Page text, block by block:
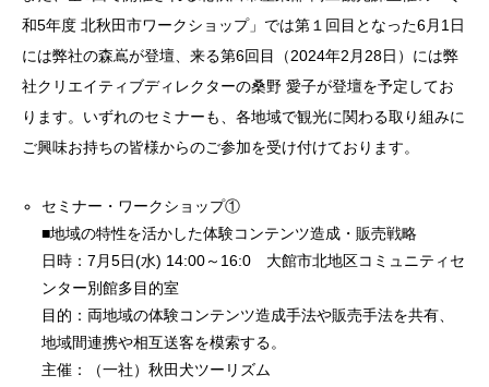
和5年度 北秋田市ワークショップ」では第１回目となった6月1日
には弊社の森嶌が登壇、来る第6回目（2024年2月28日）には弊
社クリエイティブディレクターの桑野 愛子が登壇を予定してお
ります。いずれのセミナーも、各地域で観光に関わる取り組みに
ご興味お持ちの皆様からのご参加を受け付けております。
セミナー・ワークショップ①
■地域の特性を活かした体験コンテンツ造成・販売戦略
日時：7月5日(水) 14:00～16:0 大館市北地区コミュニティセ
ンター別館多目的室
目的：両地域の体験コンテンツ造成手法や販売手法を共有、
地域間連携や相互送客を模索する。
主催：（一社）秋田犬ツーリズム